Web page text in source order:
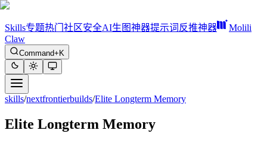
Skills专题热门 社区安全AI生图神器提示词反推神器
Molili
Claw
Command+K
skills/nextfrontierbuilds/Elite Longterm Memory
Elite Longterm Memory